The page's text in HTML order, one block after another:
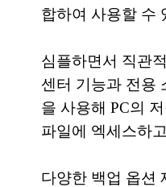
합하여 사용할 수
심플하면서 직관
센터 기능과 전용
을 사용해 PC의
파일에 엑세스하
다양한 백업 옵션